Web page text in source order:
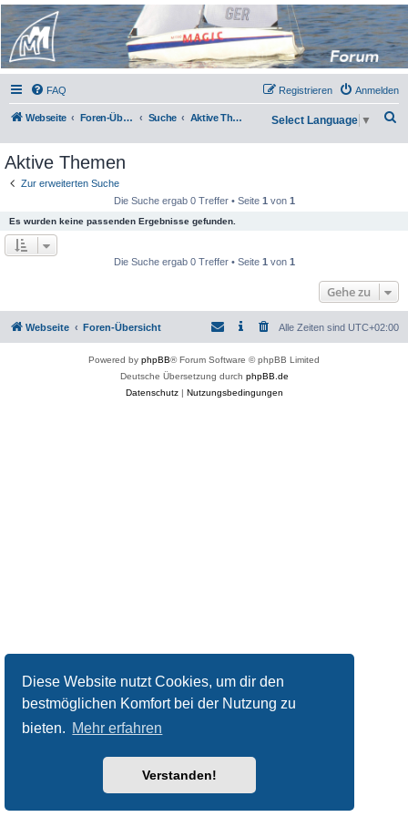
Diese Website nutzt Cookies, um dir den
bestmöglichen Komfort bei der Nutzung zu
bieten. Mehr erfahren
Verstanden!
Micro Magic Forum
Deutschland
FAQ Anmelden
Registrieren
Webseite Foren-Übersicht Suche Aktive Themen Select Language ▼
Aktive Themen
Zur erweiterten Suche
Die Suche ergab 0 Treffer • Seite 1 von 1
Es wurden keine passenden Ergebnisse gefunden.
Die Suche ergab 0 Treffer • Seite 1 von 1
Gehe zu
Webseite Foren-Übersicht Alle Zeiten sind UTC+02:00
Powered by phpBB® Forum Software © phpBB Limited
Deutsche Übersetzung durch phpBB.de
Datenschutz| Nutzungsbedingungen